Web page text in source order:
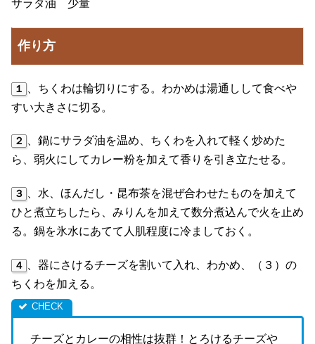
サラダ油 少量
作り方
１ 、ちくわは輪切りにする。わかめは湯通しして食べや
すい大きさに切る。
２ 、鍋にサラダ油を温め、ちくわを入れて軽く炒めた
ら、弱火にしてカレー粉を加えて香りを引き立たせる。
３ 、水、ほんだし・昆布茶を混ぜ合わせたものを加えて
ひと煮立ちしたら、みりんを加えて数分煮込んで火を止め
る。鍋を氷水にあてて人肌程度に冷ましておく。
４ 、器にさけるチーズを割いて入れ、わかめ、（３）の
ちくわを加える。
チーズとカレーの相性は抜群！とろけるチーズや